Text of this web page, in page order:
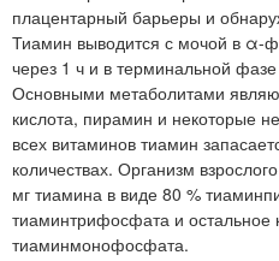
плацентарный барьеры и
Тиамин выводится с мочой в α-
через 1 ч и в терминальной
Основными метаболитами
кислота, пирамин и некоторые
всех витаминов тиамин
количествах. Организм
мг тиамина в виде 80 %
тиаминтрифосфата и остальное
тиаминмонофосфата.